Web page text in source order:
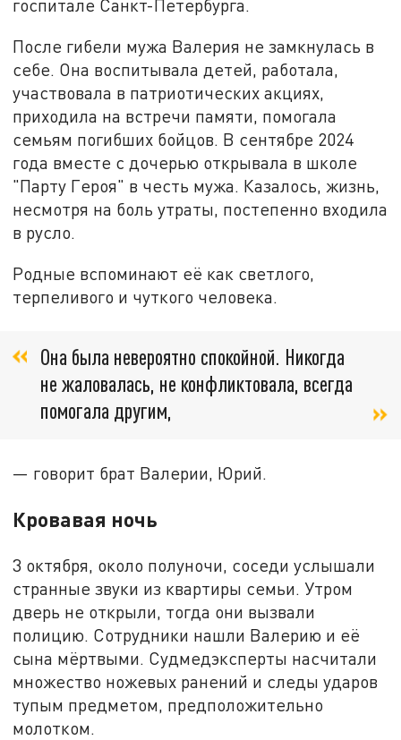
госпитале Санкт-Петербурга.
После гибели мужа Валерия не замкнулась в
себе. Она воспитывала детей, работала,
участвовала в патриотических акциях,
приходила на встречи памяти, помогала
семьям погибших бойцов. В сентябре 2024
года вместе с дочерью открывала в школе
"Парту Героя" в честь мужа. Казалось, жизнь,
несмотря на боль утраты, постепенно входила
в русло.
Родные вспоминают её как светлого,
терпеливого и чуткого человека.
Она была невероятно спокойной. Никогда
не жаловалась, не конфликтовала, всегда
помогала другим,
— говорит брат Валерии, Юрий.
Кровавая ночь
3 октября, около полуночи, соседи услышали
странные звуки из квартиры семьи. Утром
дверь не открыли, тогда они вызвали
полицию. Сотрудники нашли Валерию и её
сына мёртвыми. Судмедэксперты насчитали
множество ножевых ранений и следы ударов
тупым предметом, предположительно
молотком.